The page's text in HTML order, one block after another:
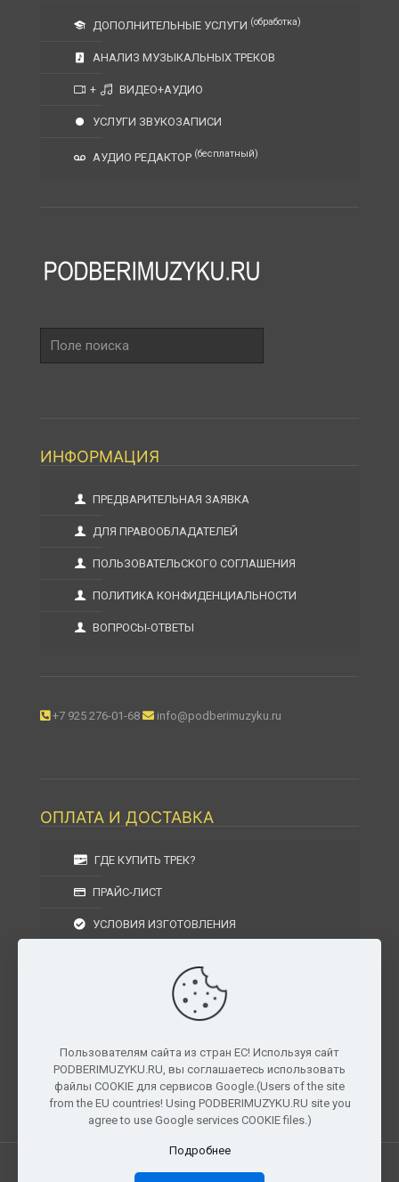
ДОПОЛНИТЕЛЬНЫЕ УСЛУГИ (обработка)
АНАЛИЗ МУЗЫКАЛЬНЫХ ТРЕКОВ
+ ВИДЕО+АУДИО
УСЛУГИ ЗВУКОЗАПИСИ
АУДИО РЕДАКТОР (бесплатный)
поиска
ИНФОРМАЦИЯ
ПРЕДВАРИТЕЛЬНАЯ ЗАЯВКА
ДЛЯ ПРАВООБЛАДАТЕЛЕЙ
ПОЛЬЗОВАТЕЛЬСКОГО СОГЛАШЕНИЯ
ПОЛИТИКА КОНФИДЕНЦИАЛЬНОСТИ
ВОПРОСЫ-ОТВЕТЫ
+7 925 276-01-68 info@podberimuzyku.ru
ОПЛАТА И ДОСТАВКА
ГДЕ КУПИТЬ ТРЕК?
ПРАЙС-ЛИСТ
УСЛОВИЯ ИЗГОТОВЛЕНИЯ
УСЛОВИЯ ВОЗВРАТА
г. Москва, Московская область, Центральный
федеральный округ, РФ, Россия
Все права защищены. © 2026 PODBERIMUZYKU.RU
Пользователям сайта из стран ЕС! Используя сайт
PODBERIMUZYKU.RU, вы соглашаетесь использовать
файлы COOKIE для сервисов Google.(Users of the site
from the EU countries! Using PODBERIMUZYKU.RU site you
agree to use Google services COOKIE files.)
Подробнее